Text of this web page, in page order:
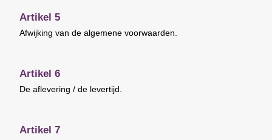
Artikel 5
Afwijking van de algemene voorwaarden.
Artikel 6
De aflevering / de levertijd.
Artikel 7